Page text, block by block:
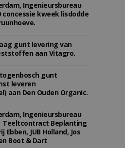
Ingenieursbureau
concessie kweek lisdodde
gunt levering van
aan Vitagro.
gunt
leveren
aan Den Ouden Organic.
Ingenieursbureau
Teeltcontract Beplanting
JUB Holland, Jos
Boot & Dart